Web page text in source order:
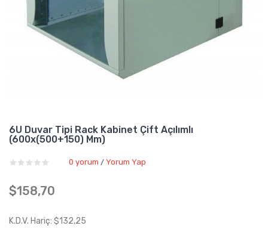
6U Duvar Tipi Rack Kabinet Çift Açılımlı
(600x(500+150) Mm)
0 yorum / Yorum Yap
$158,70
K.D.V. Hariç: $132,25